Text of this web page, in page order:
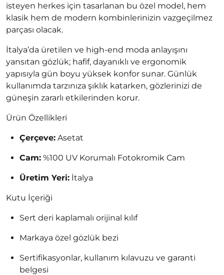
isteyen herkes için tasarlanan bu özel model, hem
klasik hem de modern kombinlerinizin vazgeçilmez
parçası olacak.
İtalya’da üretilen ve high-end moda anlayışını
yansıtan gözlük; hafif, dayanıklı ve ergonomik
yapısıyla gün boyu yüksek konfor sunar. Günlük
kullanımda tarzınıza şıklık katarken, gözlerinizi de
güneşin zararlı etkilerinden korur.
Ürün Özellikleri
Çerçeve: Asetat
Cam: %100 UV Korumalı Fotokromik Cam
Üretim Yeri: İtalya
Kutu İçeriği
Sert deri kaplamalı orijinal kılıf
Markaya özel gözlük bezi
Sertifikasyonlar, kullanım kılavuzu ve garanti
belgesi